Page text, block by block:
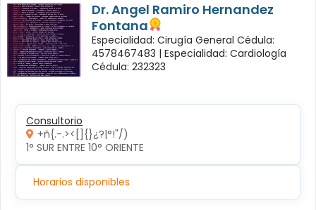
Dr. Angel Ramiro Hernandez
Fontana
Especialidad: Cirugía General Cédula:
4578467483 | Especialidad: Cardiología
Cédula: 232323
Consultorio
+ñ{.-.><[]{}¿?|°!"/)
1° SUR ENTRE 10° ORIENTE
Horarios disponibles